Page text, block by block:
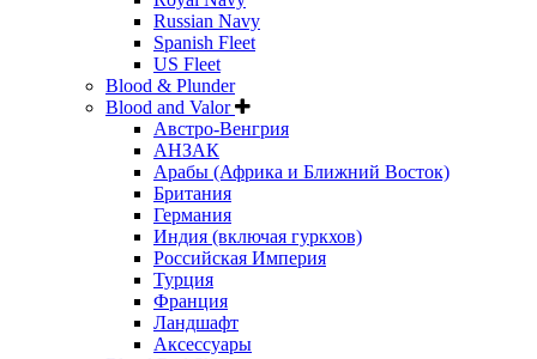
Russian Navy
Spanish Fleet
US Fleet
Blood & Plunder
Blood and Valor
Австро-Венгрия
АНЗАК
Арабы (Африка и Ближний Восток)
Британия
Германия
Индия (включая гуркхов)
Российская Империя
Турция
Франция
Ландшафт
Аксессуары